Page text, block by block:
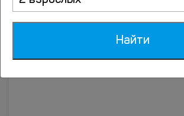
Найти